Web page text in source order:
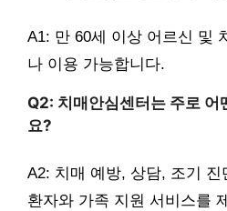
A1: 만 60세 이상 어르신 및
나 이용 가능합니다.
Q2: 치매안심센터는 주로 어
요?
A2: 치매 예방, 상담, 조기
환자와 가족 지원 서비스를